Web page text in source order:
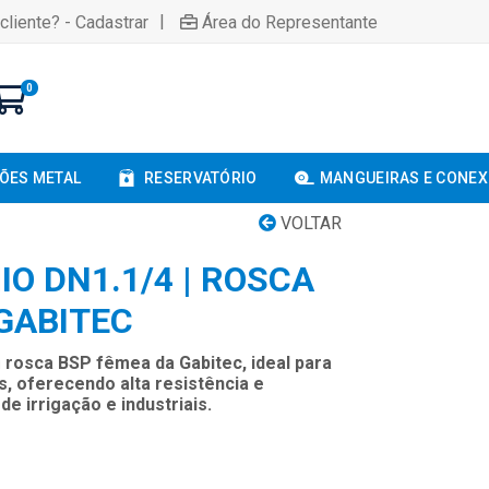
- Cadastrar | Área do Representante
0
METAL RESERVATÓRIO MANGUEIRAS E
VOLTAR
DN1.1/4 | ROSCA
BSP fêmea da Gabitec, ideal para
oferecendo alta resistência e
irrigação e industriais.